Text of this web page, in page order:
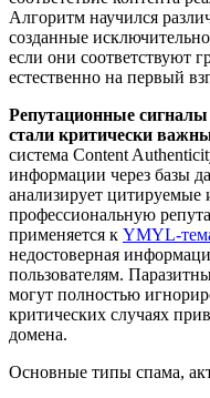
Алгоритм научился
созданные
если они соответствуют
естественно на первый
Репутационные
стали критически
система Content
информации через базы
анализирует цитируемые
профессиональную
применяется к YMYL-
недостоверная
пользователям.
могут полностью
критических случаях
домена.
Основные типы спама,